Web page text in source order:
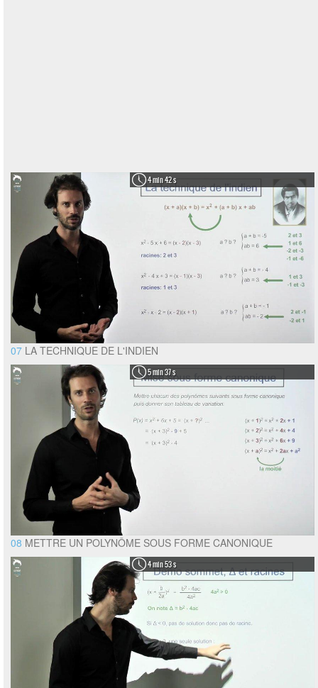
4 min 42 s
07 LA TECHNIQUE DE L'INDIEN
5 min 37 s
08 METTRE UN POLYNÔME SOUS FORME CANONIQUE
4 min 53 s